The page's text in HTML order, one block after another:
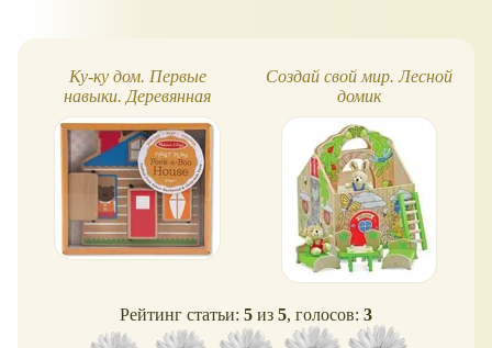
Ку-ку дом. Первые
навыки. Деревянная
игрушка
Создай свой мир. Лесной
домик
Рейтинг статьи: 5 из 5, голосов: 3